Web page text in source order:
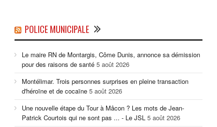
POLICE MUNICIPALE
Le maire RN de Montargis, Côme Dunis, annonce sa démission
pour des raisons de santé 5 août 2026
Montélimar. Trois personnes surprises en pleine transaction
d'héroïne et de cocaïne 5 août 2026
Une nouvelle étape du Tour à Mâcon ? Les mots de Jean-
Patrick Courtois qui ne sont pas ... - Le JSL 5 août 2026